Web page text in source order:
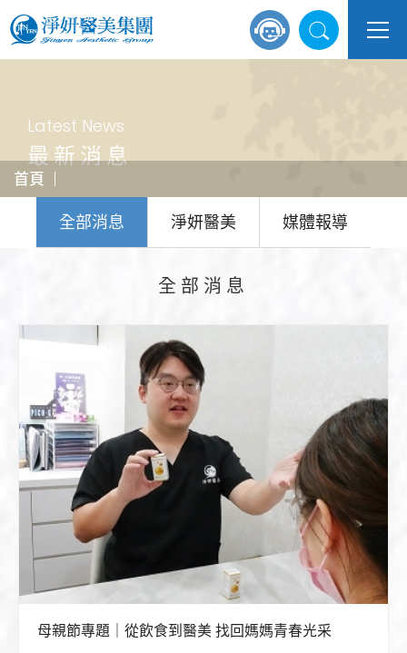
Latest News
最新消息
首頁
全部消息 淨妍醫美 媒體報導
全部消息
母親節專題｜從飲食到醫美 找回媽媽青春光采